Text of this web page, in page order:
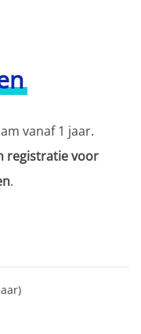
vanaf 1 jaar.
registratie voor
.